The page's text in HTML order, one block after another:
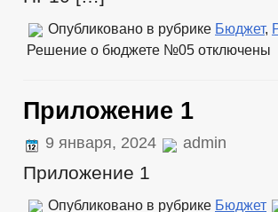
ПРИЕМ ГРАЖДАН
ОБЗОРЫ ОБРАЩЕНИЙ
СВЕДЕНИЯ О ДОХОДАХ, РАСХОДАХ, ОБ
ПРОТОКОЛЫ ЗАСЕДАНИЯ СОВЕТА
ТЕЛЕФОН ДОВЕРИЯ СОВЕТА ПО
КОМИССИЯ ПО СОБЛЮДЕНИЮ ТРЕБОВАНИЙ
КОМИССИЯ)
Опубликовано в рубрике Бюджет,
Решение о бюджете №05 отключены
Приложение 1
9 января, 2024 admin
Приложение 1
Опубликовано в рубрике Бюджет